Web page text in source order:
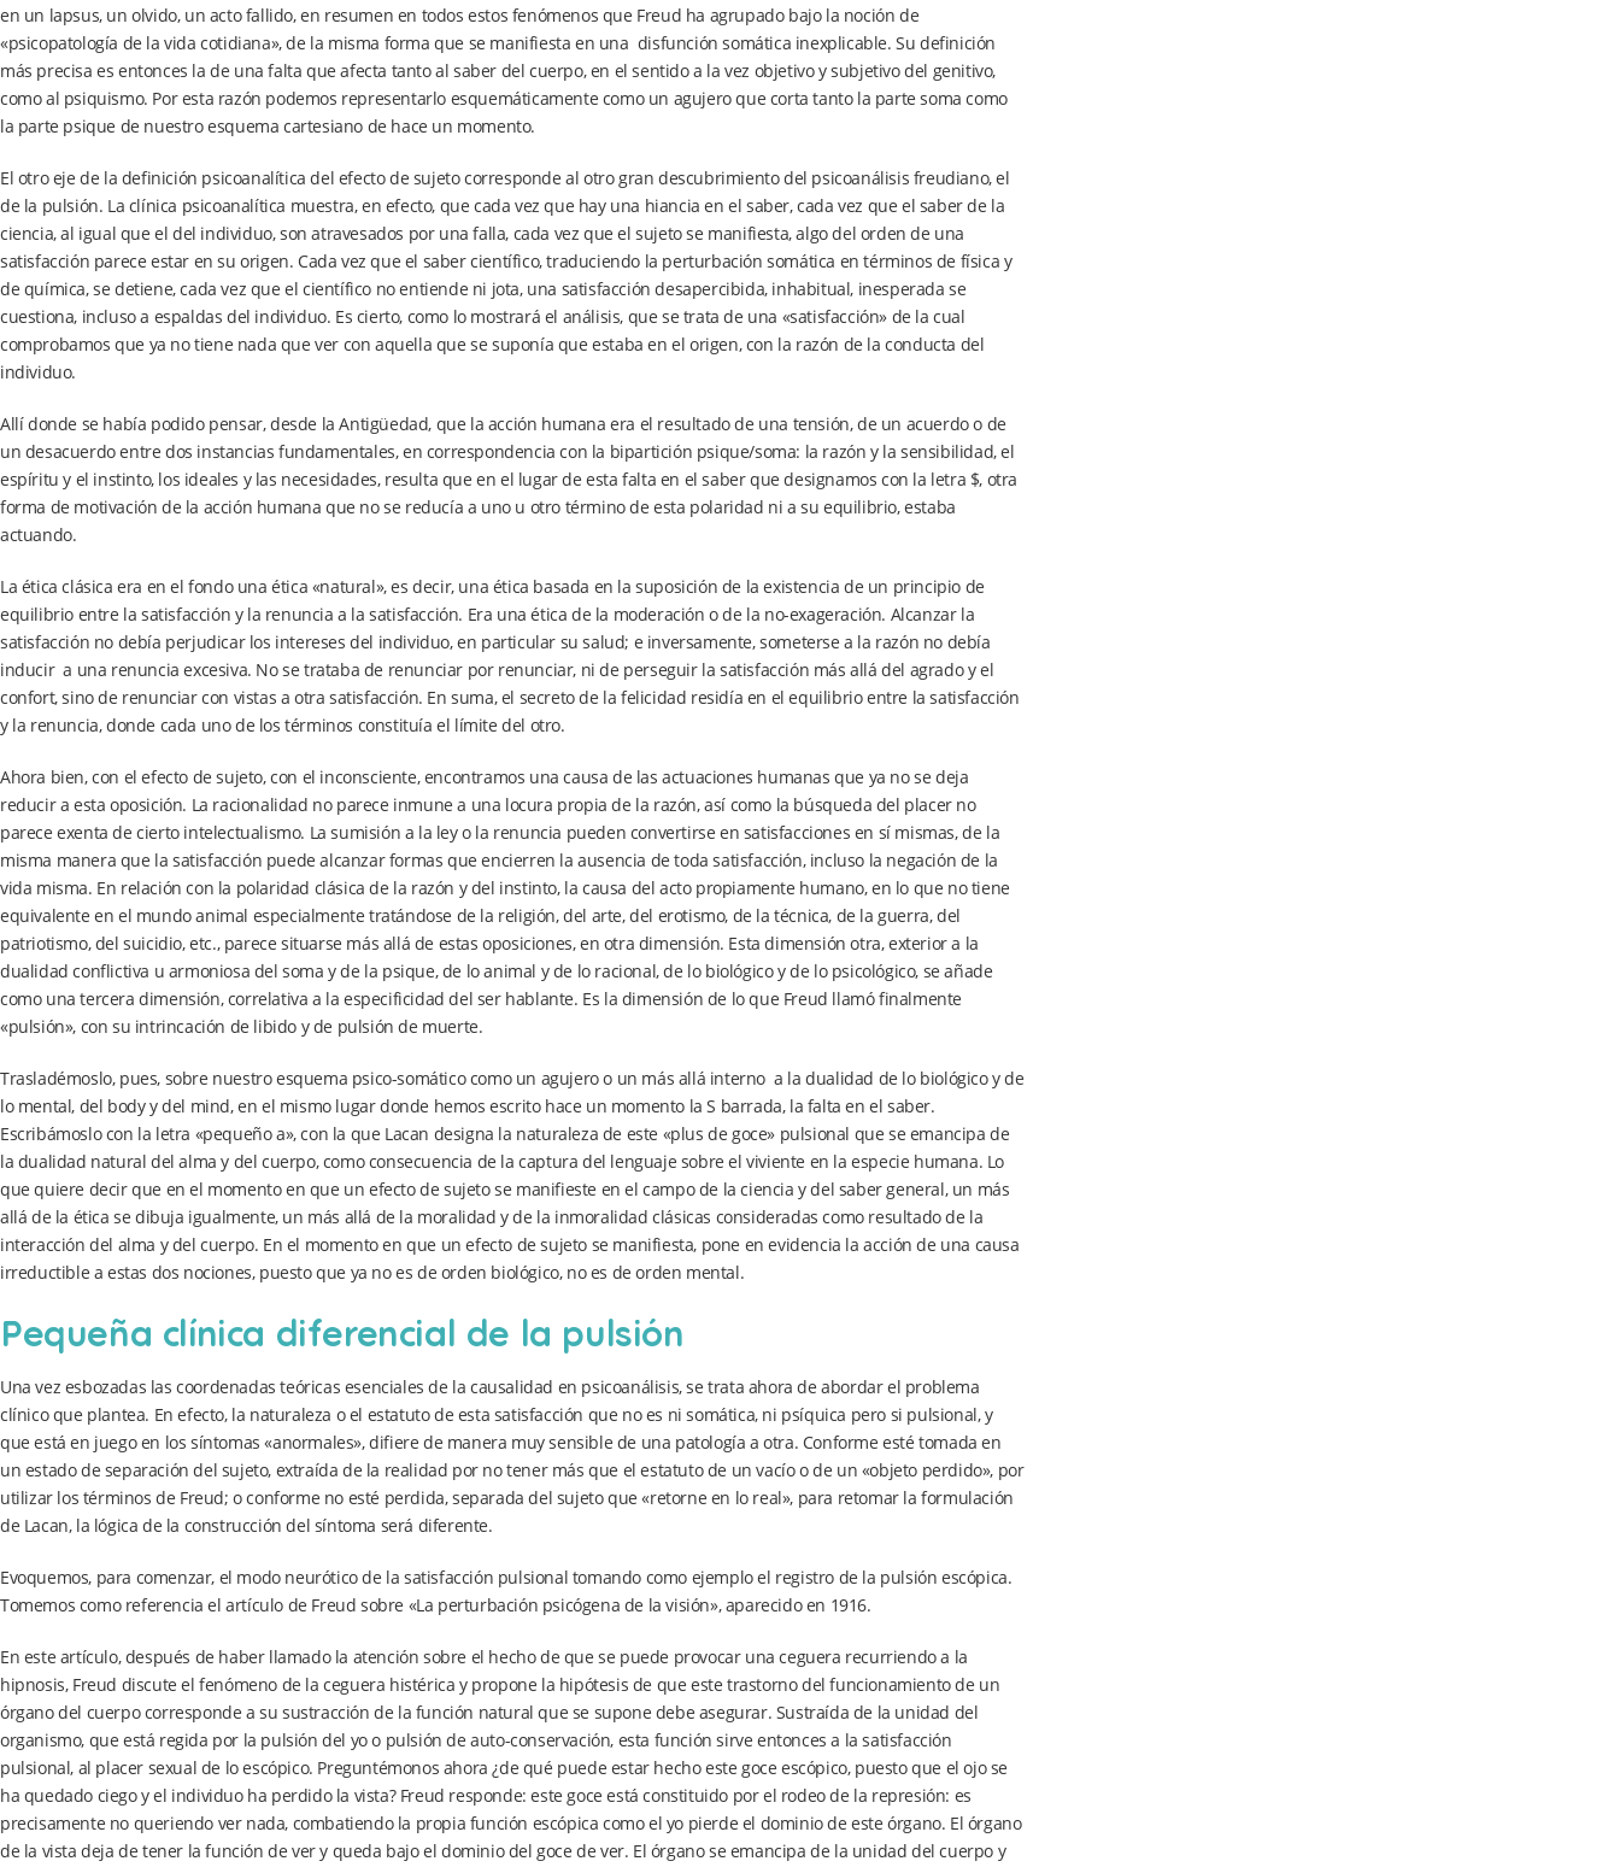
en un lapsus, un olvido, un acto fallido, en resumen en todos estos fenómenos que Freud ha agrupado bajo la noción de
«psicopatología de la vida cotidiana», de la misma forma que se manifiesta en una disfunción somática inexplicable. Su definición
más precisa es entonces la de una falta que afecta tanto al saber del cuerpo, en el sentido a la vez objetivo y subjetivo del genitivo,
como al psiquismo. Por esta razón podemos representarlo esquemáticamente como un agujero que corta tanto la parte soma como
la parte psique de nuestro esquema cartesiano de hace un momento.
El otro eje de la definición psicoanalítica del efecto de sujeto corresponde al otro gran descubrimiento del psicoanálisis freudiano, el
de la pulsión. La clínica psicoanalítica muestra, en efecto, que cada vez que hay una hiancia en el saber, cada vez que el saber de la
ciencia, al igual que el del individuo, son atravesados por una falla, cada vez que el sujeto se manifiesta, algo del orden de una
satisfacción parece estar en su origen. Cada vez que el saber científico, traduciendo la perturbación somática en términos de física y
de química, se detiene, cada vez que el científico no entiende ni jota, una satisfacción desapercibida, inhabitual, inesperada se
cuestiona, incluso a espaldas del individuo. Es cierto, como lo mostrará el análisis, que se trata de una «satisfacción» de la cual
comprobamos que ya no tiene nada que ver con aquella que se suponía que estaba en el origen, con la razón de la conducta del
individuo.
Allí donde se había podido pensar, desde la Antigüedad, que la acción humana era el resultado de una tensión, de un acuerdo o de
un desacuerdo entre dos instancias fundamentales, en correspondencia con la bipartición psique/soma: la razón y la sensibilidad, el
espíritu y el instinto, los ideales y las necesidades, resulta que en el lugar de esta falta en el saber que designamos con la letra $, otra
forma de motivación de la acción humana que no se reducía a uno u otro término de esta polaridad ni a su equilibrio, estaba
actuando.
La ética clásica era en el fondo una ética «natural», es decir, una ética basada en la suposición de la existencia de un principio de
equilibrio entre la satisfacción y la renuncia a la satisfacción. Era una ética de la moderación o de la no-exageración. Alcanzar la
satisfacción no debía perjudicar los intereses del individuo, en particular su salud; e inversamente, someterse a la razón no debía
inducir a una renuncia excesiva. No se trataba de renunciar por renunciar, ni de perseguir la satisfacción más allá del agrado y el
confort, sino de renunciar con vistas a otra satisfacción. En suma, el secreto de la felicidad residía en el equilibrio entre la satisfacción
y la renuncia, donde cada uno de los términos constituía el límite del otro.
Ahora bien, con el efecto de sujeto, con el inconsciente, encontramos una causa de las actuaciones humanas que ya no se deja
reducir a esta oposición. La racionalidad no parece inmune a una locura propia de la razón, así como la búsqueda del placer no
parece exenta de cierto intelectualismo. La sumisión a la ley o la renuncia pueden convertirse en satisfacciones en sí mismas, de la
misma manera que la satisfacción puede alcanzar formas que encierren la ausencia de toda satisfacción, incluso la negación de la
vida misma. En relación con la polaridad clásica de la razón y del instinto, la causa del acto propiamente humano, en lo que no tiene
equivalente en el mundo animal especialmente tratándose de la religión, del arte, del erotismo, de la técnica, de la guerra, del
patriotismo, del suicidio, etc., parece situarse más allá de estas oposiciones, en otra dimensión. Esta dimensión otra, exterior a la
dualidad conflictiva u armoniosa del soma y de la psique, de lo animal y de lo racional, de lo biológico y de lo psicológico, se añade
como una tercera dimensión, correlativa a la especificidad del ser hablante. Es la dimensión de lo que Freud llamó finalmente
«pulsión», con su intrincación de libido y de pulsión de muerte.
Trasladémoslo, pues, sobre nuestro esquema psico-somático como un agujero o un más allá interno a la dualidad de lo biológico y de
lo mental, del body y del mind, en el mismo lugar donde hemos escrito hace un momento la S barrada, la falta en el saber.
Escribámoslo con la letra «pequeño a», con la que Lacan designa la naturaleza de este «plus de goce» pulsional que se emancipa de
la dualidad natural del alma y del cuerpo, como consecuencia de la captura del lenguaje sobre el viviente en la especie humana. Lo
que quiere decir que en el momento en que un efecto de sujeto se manifieste en el campo de la ciencia y del saber general, un más
allá de la ética se dibuja igualmente, un más allá de la moralidad y de la inmoralidad clásicas consideradas como resultado de la
interacción del alma y del cuerpo. En el momento en que un efecto de sujeto se manifiesta, pone en evidencia la acción de una causa
irreductible a estas dos nociones, puesto que ya no es de orden biológico, no es de orden mental.
Pequeña clínica diferencial de la pulsión
Una vez esbozadas las coordenadas teóricas esenciales de la causalidad en psicoanálisis, se trata ahora de abordar el problema
clínico que plantea. En efecto, la naturaleza o el estatuto de esta satisfacción que no es ni somática, ni psíquica pero si pulsional, y
que está en juego en los síntomas «anormales», difiere de manera muy sensible de una patología a otra. Conforme esté tomada en
un estado de separación del sujeto, extraída de la realidad por no tener más que el estatuto de un vacío o de un «objeto perdido», por
utilizar los términos de Freud; o conforme no esté perdida, separada del sujeto que «retorne en lo real», para retomar la formulación
de Lacan, la lógica de la construcción del síntoma será diferente.
Evoquemos, para comenzar, el modo neurótico de la satisfacción pulsional tomando como ejemplo el registro de la pulsión escópica.
Tomemos como referencia el artículo de Freud sobre «La perturbación psicógena de la visión», aparecido en 1916.
En este artículo, después de haber llamado la atención sobre el hecho de que se puede provocar una ceguera recurriendo a la
hipnosis, Freud discute el fenómeno de la ceguera histérica y propone la hipótesis de que este trastorno del funcionamiento de un
órgano del cuerpo corresponde a su sustracción de la función natural que se supone debe asegurar. Sustraída de la unidad del
organismo, que está regida por la pulsión del yo o pulsión de auto-conservación, esta función sirve entonces a la satisfacción
pulsional, al placer sexual de lo escópico. Preguntémonos ahora ¿de qué puede estar hecho este goce escópico, puesto que el ojo se
ha quedado ciego y el individuo ha perdido la vista? Freud responde: este goce está constituido por el rodeo de la represión: es
precisamente no queriendo ver nada, combatiendo la propia función escópica como el yo pierde el dominio de este órgano. El órgano
de la vista deja de tener la función de ver y queda bajo el dominio del goce de ver. El órgano se emancipa de la unidad del cuerpo y